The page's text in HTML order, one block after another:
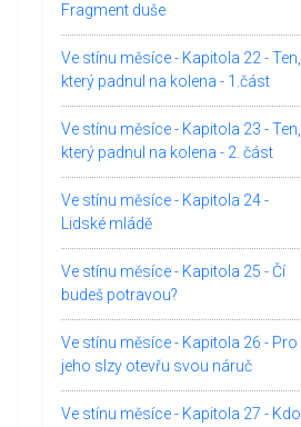
Fragment duše
Ve stínu měsíce - Kapitola 22 - Ten,
který padnul na kolena - 1.část
Ve stínu měsíce - Kapitola 23 - Ten,
který padnul na kolena - 2. část
Ve stínu měsíce - Kapitola 24 -
Lidské mládě
Ve stínu měsíce - Kapitola 25 - Čí
budeš potravou?
Ve stínu měsíce - Kapitola 26 - Pro
jeho slzy otevřu svou náruč
Ve stínu měsíce - Kapitola 27 - Kdo